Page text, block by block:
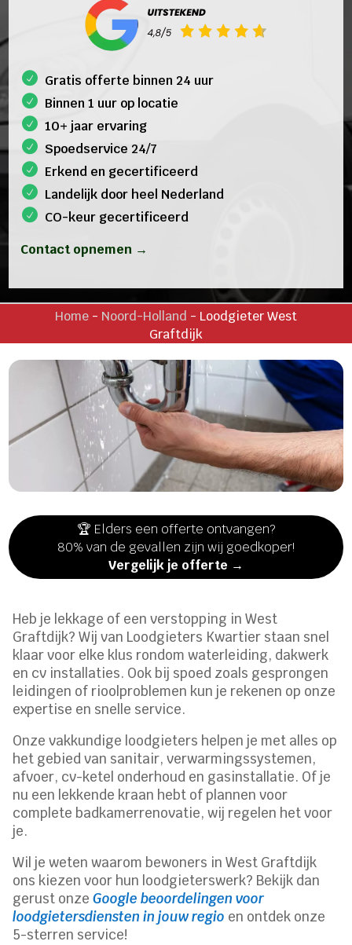
Gratis offerte binnen 24 uur
Binnen 1 uur op locatie
10+ jaar ervaring
Spoedservice 24/7
Erkend en gecertificeerd
Landelijk door heel Nederland
CO-keur gecertificeerd
Contact opnemen →
Home- Noord-Holland - Loodgieter West
Graftdijk
🏆 Elders een offerte ontvangen?
80% van de gevallen zijn wij goedkoper!
Vergelijk je offerte →
Heb je lekkage of een verstopping in West
Graftdijk? Wij van Loodgieters Kwartier staan snel
klaar voor elke klus rondom waterleiding, dakwerk
en cv installaties.​ Ook bij spoed zoals gesprongen
leidingen of rioolproblemen kun je rekenen op onze
expertise en snelle service.​
Onze vakkundige loodgieters helpen je met alles op
het gebied van sanitair, verwarmingssystemen,
afvoer, cv-ketel onderhoud en gasinstallatie.​ Of je
nu een lekkende kraan hebt of plannen voor
complete badkamerrenovatie, wij regelen het voor
je.​
Wil je weten waarom bewoners in West Graftdijk
ons kiezen voor hun loodgieterswerk? Bekijk dan
gerust onzeGoogle beoordelingen voor
loodgietersdiensten in jouw regio en ontdek onze
5-sterren service!